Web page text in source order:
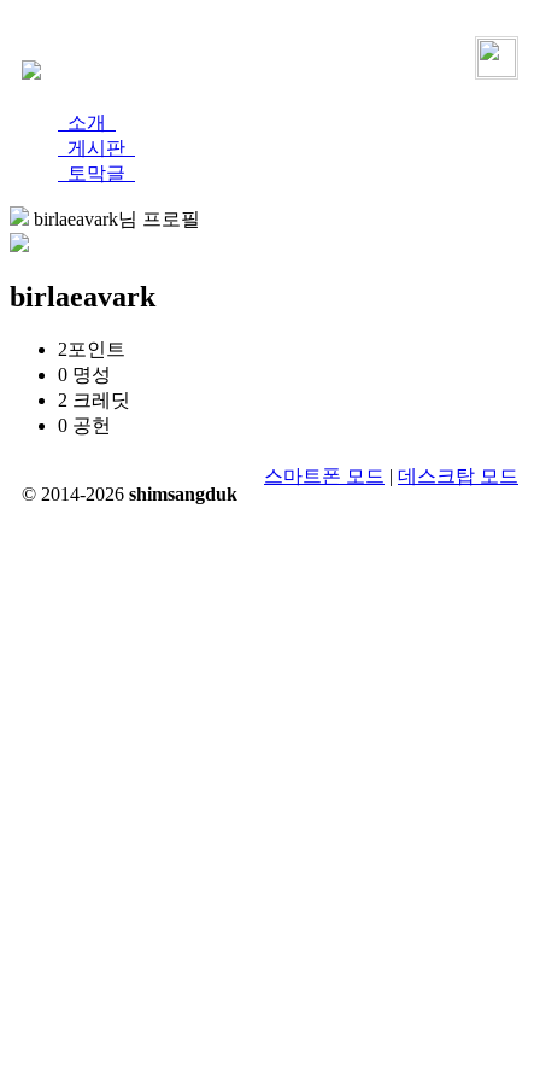
소개
게시판
토막글
birlaeavark님 프로필
birlaeavark
2포인트
0 명성
2 크레딧
0 공헌
© 2014-2026 shimsangduk
스마트폰 모드 | 데스크탑 모드